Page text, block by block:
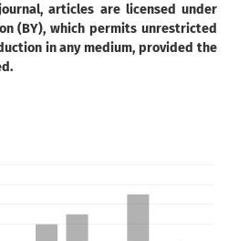
articles are licensed under
(BY), which permits unrestricted
in any medium, provided the